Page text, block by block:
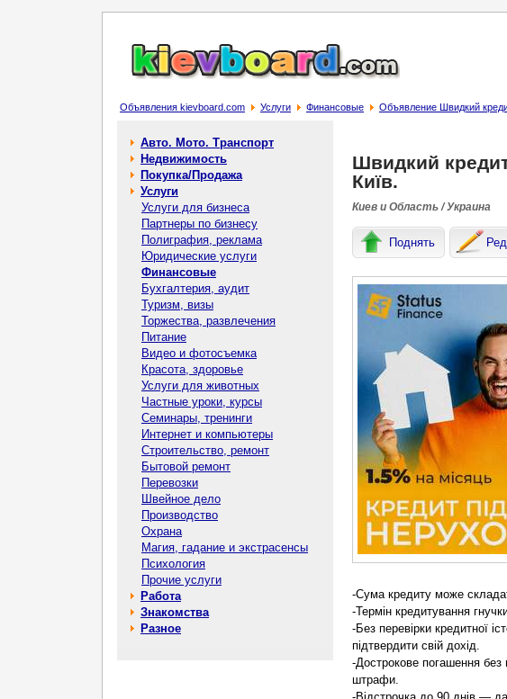
Объявления kievboard.com Услуги Финансовые Объявление Швидкий
Авто. Мото. Транспорт
Недвижимость
Покупка/Продажа
Услуги
Услуги для бизнеса
Партнеры по бизнесу
Полиграфия, реклама
Юридические услуги
Финансовые
Бухгалтерия, аудит
Туризм, визы
Торжества, развлечения
Питание
Видео и фотосъемка
Красота, здоровье
Услуги для животных
Частные уроки, курсы
Семинары, тренинги
Интернет и компьютеры
Строительство, ремонт
Бытовой ремонт
Перевозки
Швейное дело
Производство
Охрана
Магия, гадание и экстрасенсы
Психология
Прочие услуги
Работа
Знакомства
Разное
Швидкий
Київ.
Киев и Область / Украина
Поднять
-Сума кредиту може
-Термін кредитування
-Без перевірки кредитної
підтвердити свій дохід.
-Дострокове погашення без
штрафи.